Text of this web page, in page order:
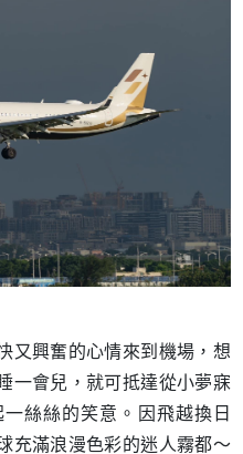
又興奮的心情來到機場，想
一會兒，就可抵達從小夢寐
絲絲的笑意。因飛越換日
充滿浪漫色彩的迷人霧都～